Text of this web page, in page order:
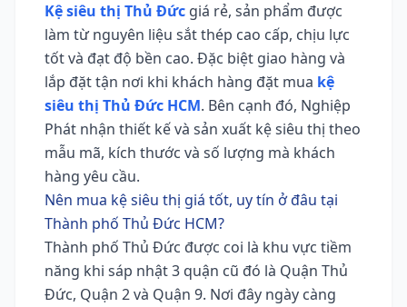
Kệ siêu thị Thủ Đức giá rẻ, sản phẩm được
làm từ nguyên liệu sắt thép cao cấp, chịu lực
tốt và đạt độ bền cao. Đặc biệt giao hàng và
lắp đặt tận nơi khi khách hàng đặt mua kệ
siêu thị Thủ Đức HCM. Bên cạnh đó, Nghiệp
Phát nhận thiết kế và sản xuất kệ siêu thị theo
mẫu mã, kích thước và số lượng mà khách
hàng yêu cầu.
Nên mua kệ siêu thị giá tốt, uy tín ở đâu tại
Thành phố Thủ Đức HCM?
Thành phố Thủ Đức được coi là khu vực tiềm
năng khi sáp nhật 3 quận cũ đó là Quận Thủ
Đức, Quận 2 và Quận 9. Nơi đây ngày càng